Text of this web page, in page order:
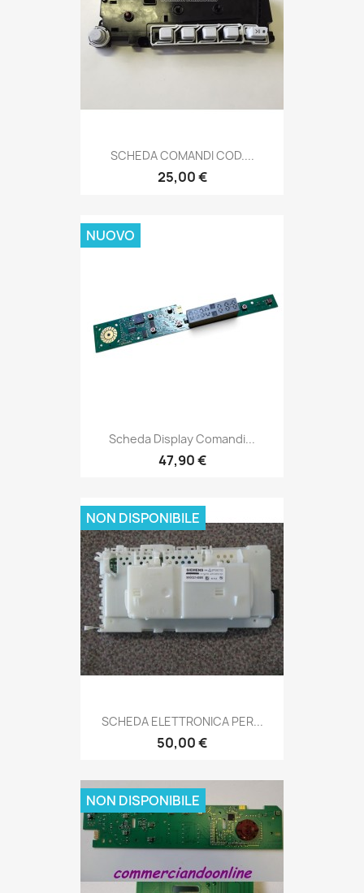
SCHEDA COMANDI COD....
25,00 €
Scheda Display Comandi...
47,90 €
NUOVO
SCHEDA ELETTRONICA PER...
50,00 €
NON DISPONIBILE
NON DISPONIBILE